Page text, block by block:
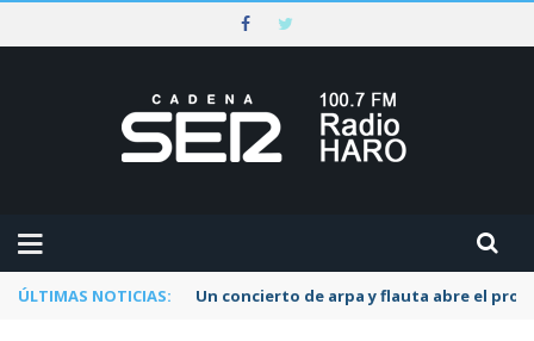
ÚLTIMAS NOTICIAS: Un concierto de arpa y flauta abre el